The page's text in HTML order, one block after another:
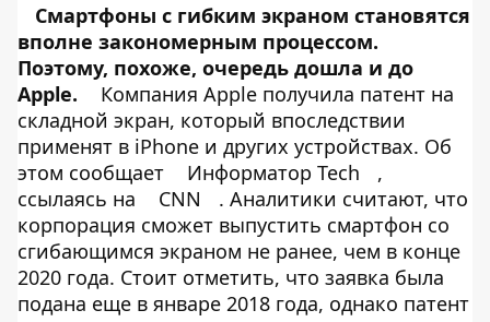
Смартфоны с гибким экраном становятся
вполне закономерным процессом.
Поэтому, похоже, очередь дошла и до
Apple.
Компания Apple получила патент на
складной экран, который впоследствии
применят в iPhone и других устройствах. Об
этом сообщает
Информатор Tech
,
ссылаясь на
CNN
. Аналитики считают, что
корпорация сможет выпустить смартфон со
сгибающимся экраном не ранее, чем в конце
2020 года. Стоит отметить, что заявка была
подана еще в январе 2018 года, однако патент